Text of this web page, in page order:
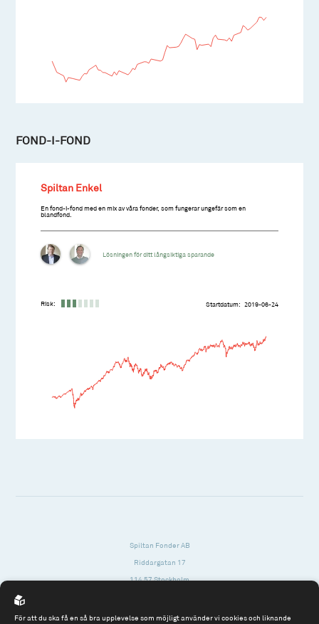
FOND-I-FOND
Spiltan Enkel
En fond-i-fond med en mix av våra fonder, som fungerar ungefär som en
blandfond.
Lösningen för ditt långsiktiga sparande
Risk: Startdatum 2019-06-24
Spiltan Fonder AB
Riddargatan 17
114 57 Stockholm
För att du ska få en så bra upplevelse som möjligt använder vi cookies och liknande